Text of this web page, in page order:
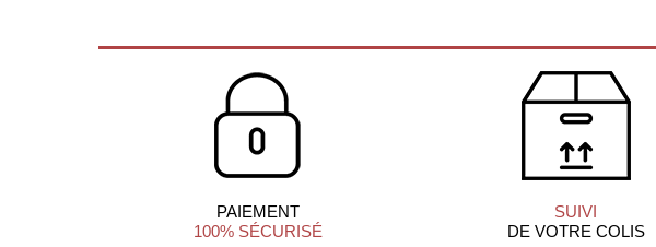
PAIEMENT
100% SÉCURISÉ
SUIVI
DE VOTRE COLIS